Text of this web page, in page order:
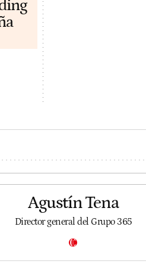
Agustín Tena
Director general del Grupo 365